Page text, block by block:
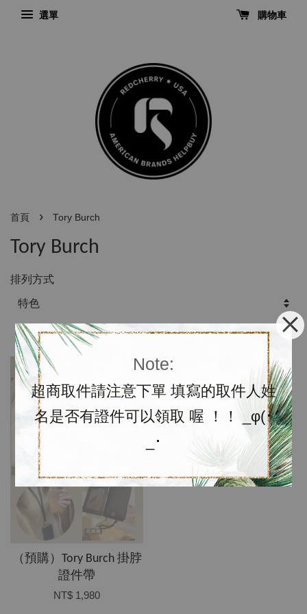
Note:
超商取件請注意下單 填寫的取件人姓
名是否有證件可以領取 喔 ！！ _φ(･
_･
選單 購物車
首頁 › Tory Burch
Tory Burch
排列方式
（預購）Tory Burch 掛脖
證件帶
NT$ 1,980